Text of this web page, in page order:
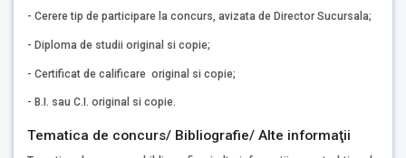
- Cerere tip de participare la concurs, avizata de Director Sucursala;
- Diploma de studii original si copie;
- Certificat de calificare original si copie;
- B.I. sau C.I. original si copie.
Tematica de concurs/ Bibliografie/ Alte informaţii